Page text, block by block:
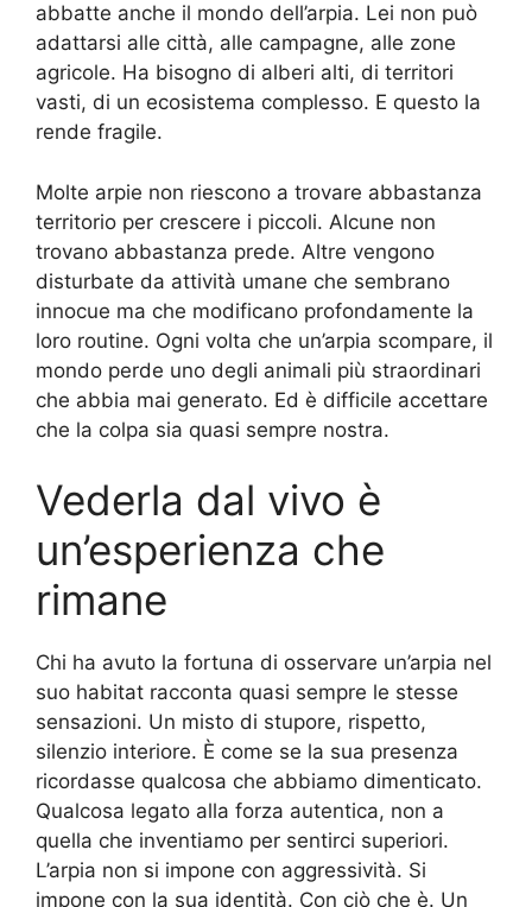
abbatte anche il mondo dell’arpia. Lei non può
adattarsi alle città, alle campagne, alle zone
agricole. Ha bisogno di alberi alti, di territori
vasti, di un ecosistema complesso. E questo la
rende fragile.
Molte arpie non riescono a trovare abbastanza
territorio per crescere i piccoli. Alcune non
trovano abbastanza prede. Altre vengono
disturbate da attività umane che sembrano
innocue ma che modificano profondamente la
loro routine. Ogni volta che un’arpia scompare, il
mondo perde uno degli animali più straordinari
che abbia mai generato. Ed è difficile accettare
che la colpa sia quasi sempre nostra.
Vederla dal vivo è
un’esperienza che
rimane
Chi ha avuto la fortuna di osservare un’arpia nel
suo habitat racconta quasi sempre le stesse
sensazioni. Un misto di stupore, rispetto,
silenzio interiore. È come se la sua presenza
ricordasse qualcosa che abbiamo dimenticato.
Qualcosa legato alla forza autentica, non a
quella che inventiamo per sentirci superiori.
L’arpia non si impone con aggressività. Si
impone con la sua identità. Con ciò che è. Un